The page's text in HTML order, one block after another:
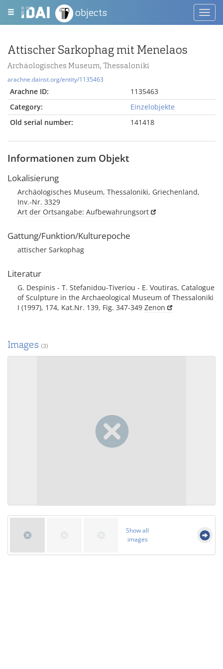
objects
Attischer Sarkophag mit Menelaos
Archäologisches Museum, Thessaloniki
arachne.dainst.org/entity/1135463
Arachne ID:
1135463
Category:
Einzelobjekte
Old serial number:
141418
Informationen zum Objekt
Lokalisierung
Archäologisches Museum, Thessaloniki, Griechenland,
Inv.-Nr. 3329
Art der Ortsangabe: Aufbewahrungsort
Gattung/Funktion/Kulturepoche
attischer Sarkophag
Literatur
G. Despinis - T. Stefanidou-Tiveriou - E. Voutiras, Catalogue
of Sculpture in the Archaeological Museum of Thessaloniki
I (1997), 174, Kat.Nr. 139, Fig. 347-349 Zenon
Images (3)
Show all
images